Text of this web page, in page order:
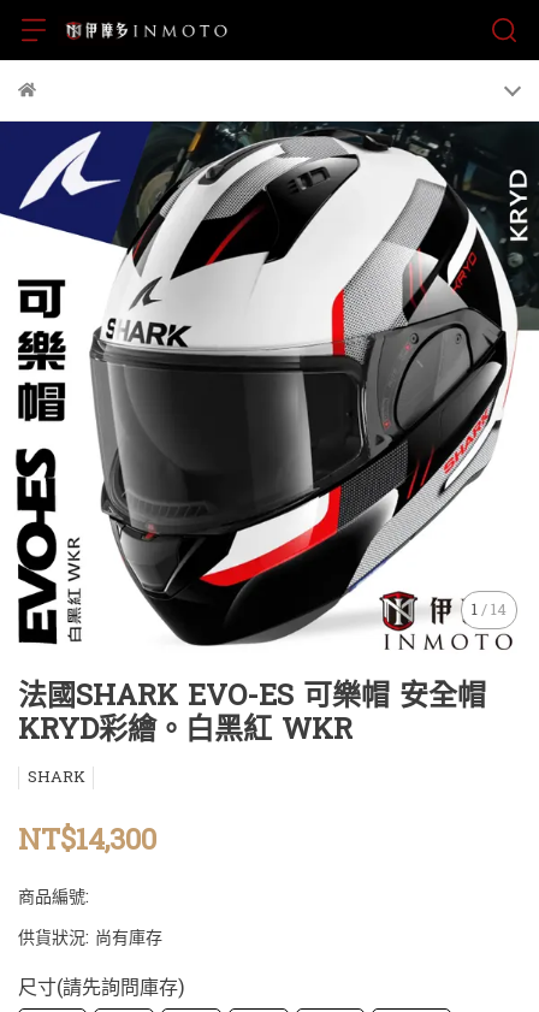
1/14
法國SHARK EVO-ES 可樂帽 安全帽
KRYD彩繪。白黑紅 WKR
SHARK
NT$14,300
商品編號:
供貨狀況: 尚有庫存
尺寸(請先詢問庫存)